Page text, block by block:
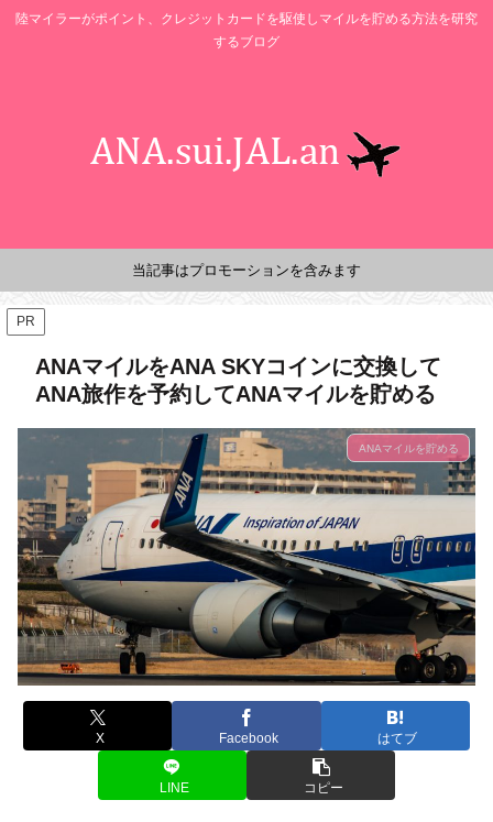
陸マイラーがポイント、クレジットカードを駆使しマイルを貯める方法を研究
するブログ
当記事はプロモーションを含みます
PR
ANAマイルをANA SKYコインに交換して
ANA旅作を予約してANAマイルを貯める
ANAマイルを貯める
X Facebook はてブ
LINE コピー